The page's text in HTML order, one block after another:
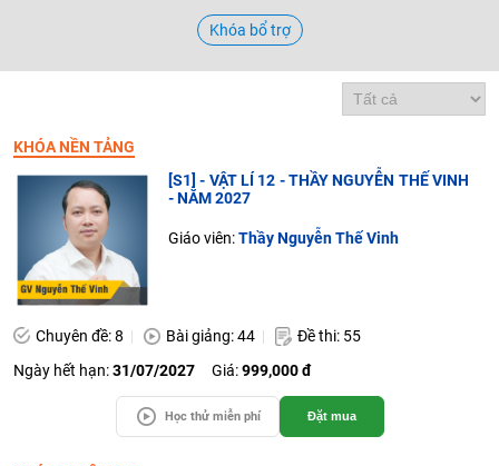
Khóa bổ trợ
KHÓA NỀN TẢNG
[S1] - VẬT LÍ 12 - THẦY NGUYỄN THẾ VINH
- NĂM 2027
Giáo viên:Thầy Nguyễn Thế Vinh
Chuyên đề: 8 Bài giảng: 44
Đề thi: 55
Ngày hết hạn:31/07/2027 Giá:999,000 đ
Học thử miễn phí Đặt mua